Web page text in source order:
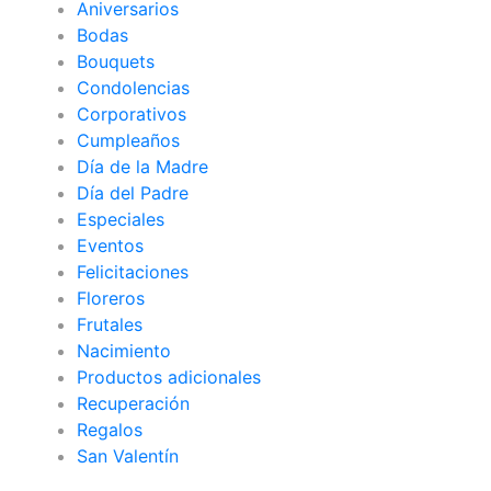
Aniversarios
Bodas
Bouquets
Condolencias
Corporativos
Cumpleaños
Día de la Madre
Día del Padre
Especiales
Eventos
Felicitaciones
Floreros
Frutales
Nacimiento
Productos adicionales
Recuperación
Regalos
San Valentín